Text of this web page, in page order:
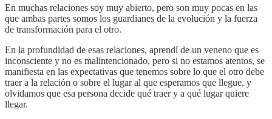
En muchas relaciones soy muy abierto, pero son muy pocas en las
que ambas partes somos los guardianes de la evolución y la fuerza
de transformación para el otro.
En la profundidad de esas relaciones, aprendí de un veneno que es
inconsciente y no es malintencionado, pero si no estamos atentos, se
manifiesta en las expectativas que tenemos sobre lo que el otro debe
traer a la relación o sobre el lugar al que esperamos que llegue, y
olvidamos que esa persona decide qué traer y a qué lugar quiere
llegar.